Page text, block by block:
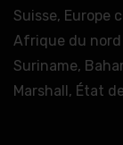
Suisse, Europe
Afrique du nord
Suriname,
Marshall, État